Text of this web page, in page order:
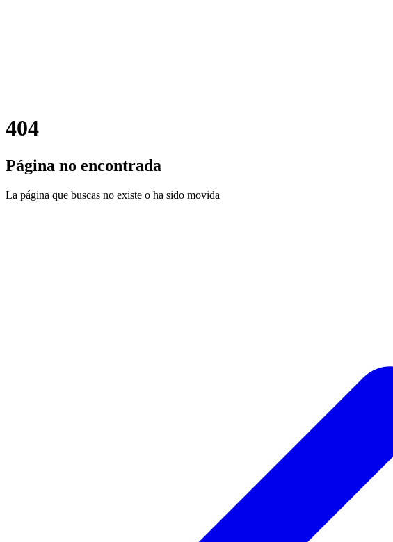
404
Página no encontrada
La página que buscas no existe o ha sido movida